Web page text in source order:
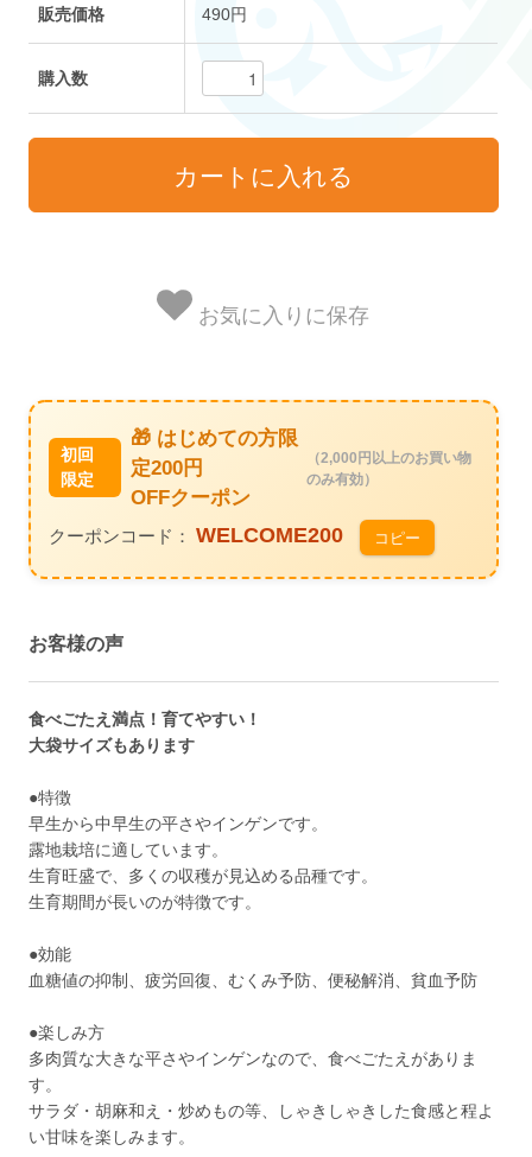
販売価格 490円
購入数
お気に入りに保存
初回
限定
🎁 はじめての方限
定200円
OFFクーポン
（2,000円以上のお買い物
のみ有効）
クーポンコード：WELCOME200 コピー
お客様の声
食べごたえ満点！育てやすい！
大袋サイズもあります
●特徴
早生から中早生の平さやインゲンです。
露地栽培に適しています。
生育旺盛で、多くの収穫が見込める品種です。
生育期間が長いのが特徴です。
●効能
血糖値の抑制、疲労回復、むくみ予防、便秘解消、貧血予防
●楽しみ方
多肉質な大きな平さやインゲンなので、食べごたえがありま
す。
サラダ・胡麻和え・炒めもの等、しゃきしゃきした食感と程よ
い甘味を楽しみます。